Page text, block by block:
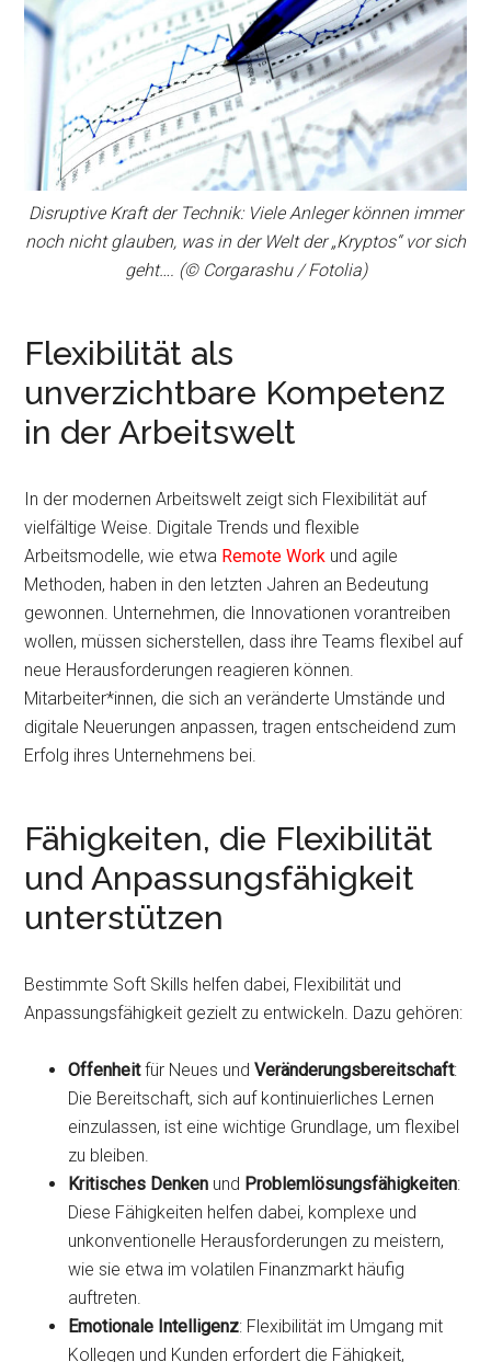
Disruptive Kraft der Technik: Viele Anleger können immer
noch nicht glauben, was in der Welt der „Kryptos“ vor sich
geht…. (© Corgarashu / Fotolia)
Flexibilität als
unverzichtbare Kompetenz
in der Arbeitswelt
In der modernen Arbeitswelt zeigt sich Flexibilität auf
vielfältige Weise. Digitale Trends und flexible
Arbeitsmodelle, wie etwa Remote Work und agile
Methoden, haben in den letzten Jahren an Bedeutung
gewonnen. Unternehmen, die Innovationen vorantreiben
wollen, müssen sicherstellen, dass ihre Teams flexibel auf
neue Herausforderungen reagieren können.
Mitarbeiter*innen, die sich an veränderte Umstände und
digitale Neuerungen anpassen, tragen entscheidend zum
Erfolg ihres Unternehmens bei.
Fähigkeiten, die Flexibilität
und Anpassungsfähigkeit
unterstützen
Bestimmte Soft Skills helfen dabei, Flexibilität und
Anpassungsfähigkeit gezielt zu entwickeln. Dazu gehören:
Offenheitfür Neues undVeränderungsbereitschaft:
Die Bereitschaft, sich auf kontinuierliches Lernen
einzulassen, ist eine wichtige Grundlage, um flexibel
zu bleiben.
Kritisches Denken und Problemlösungsfähigkeiten:
Diese Fähigkeiten helfen dabei, komplexe und
unkonventionelle Herausforderungen zu meistern,
wie sie etwa im volatilen Finanzmarkt häufig
auftreten.
Emotionale Intelligenz: Flexibilität im Umgang mit
Kollegen und Kunden erfordert die Fähigkeit,